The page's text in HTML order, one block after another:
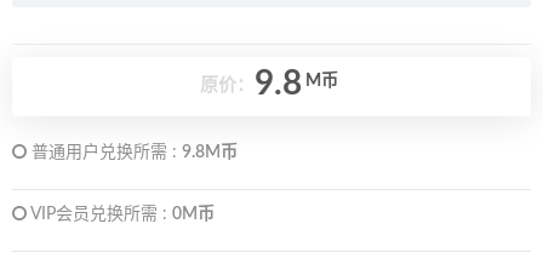
原价： 9.8 M币
普通用户兑换所需 : 9.8M币
VIP会员兑换所需 : 0M币